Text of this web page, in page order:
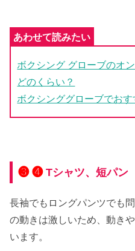
ボクシング グローブのオ
どのくらい？
ボクシンググローブでお
❸ ❹Tシャツ、短パン
長袖でもロングパンツでも
の動きは激しいため、動き
います。